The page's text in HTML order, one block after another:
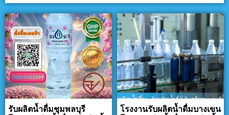
รับผลิตน้ำดื่มชุมพลบุรี
โรงงานรับผลิตน้ำดื่มบางเขน